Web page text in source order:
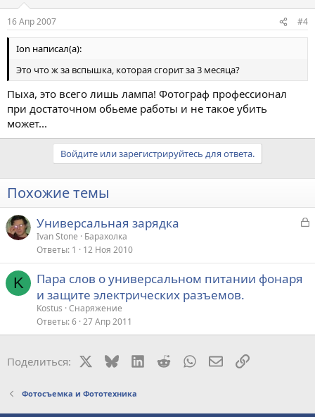
16 Апр 2007 #4
Ion написал(а):
Это что ж за вспышка, которая сгорит за 3 месяца?
Пыха, это всего лишь лампа! Фотограф профессионал
при достаточном обьеме работы и не такое убить
может...
Войдите или зарегистрируйтесь для ответа.
Похожие темы
З
р
Универсальная зарядка
Ivan Stone
Барахолка
Ответы 1 12 Ноя 2010
K
Пара слов о универсальном питании фонаря
и защите электрических разъемов.
Kostus Снаряжение
Ответы 6 27 Апр 2011
Поделиться: BlueskyLinkedIn
RedditWhatsAppЭлектронная
Ссылка
Фотосъемка и Фототехника